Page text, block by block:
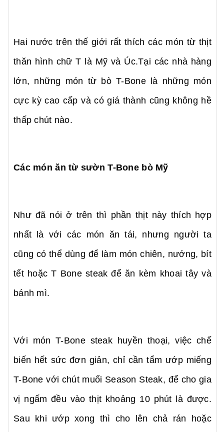
Hai nước trên thế giới rất thích các món từ thịt
thăn hình chữ T là Mỹ và Úc.Tại các nhà hàng
lớn, những món từ bò T-Bone là những món
cực kỳ cao cấp và có giá thành cũng không hề
thấp chút nào.
Các món ăn từ sườn T-Bone bò Mỹ
Như đã nói ở trên thì phần thịt này thích hợp
nhất là với các món ăn tái, nhưng người ta
cũng có thể dùng để làm món chiên, nướng, bít
tết hoặc T Bone steak để ăn kèm khoai tây và
bánh mì.
Với món T-Bone steak huyền thoại, việc chế
biến hết sức đơn giản, chỉ cần tẩm ướp miếng
T-Bone với chút muối Season Steak, để cho gia
vị ngấm đều vào thịt khoảng 10 phút là được.
Sau khi ướp xong thì cho lên chả rán hoặc